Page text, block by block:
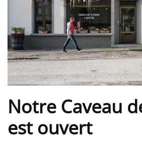
Notre Caveau
est ouvert